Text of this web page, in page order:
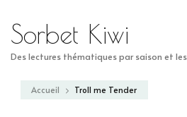
Sorbet Kiwi
Des lectures thématiques par saison et
Accueil Troll me Tender